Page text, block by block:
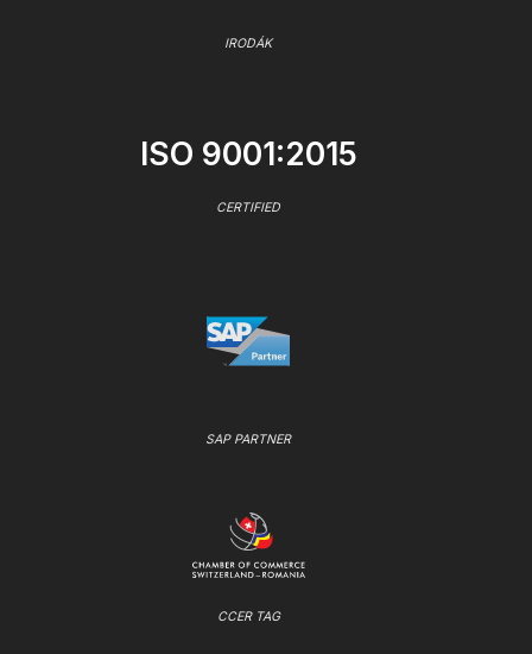
IRODÁK
ISO 9001:2015
CERTIFIED
SAP PARTNER
CCER TAG